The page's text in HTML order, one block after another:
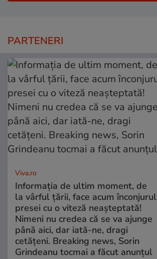
PARTENERI
Viva.ro
Informația de ultim moment, de
la vârful țării, face acum înconjurul
presei cu o viteză neașteptată!
Nimeni nu credea că se va ajunge
până aici, dar iată-ne, dragi
cetățeni. Breaking news, Sorin
Grindeanu tocmai a făcut anunțul